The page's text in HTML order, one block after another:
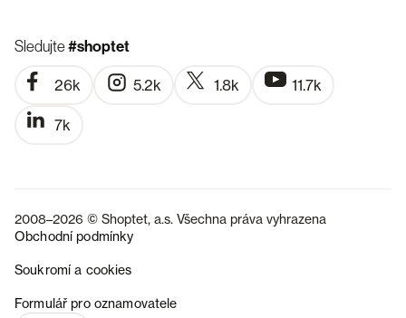
Sledujte#shoptet
26k 5.2k 1.8k 11.7k
7k
2008–2026 © Shoptet, a.s. Všechna práva vyhrazena
Obchodní podmínky
Soukromí a cookies
Formulář pro oznamovatele